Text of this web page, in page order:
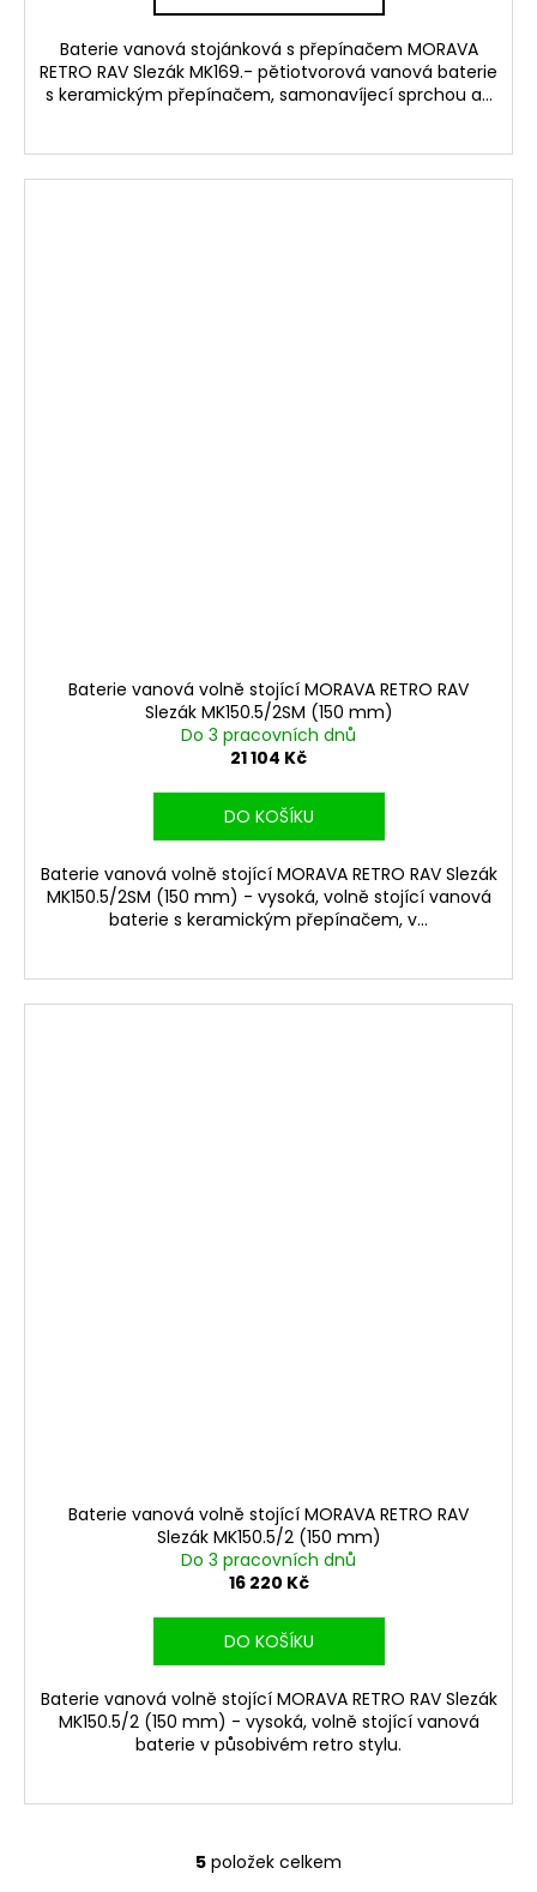
Baterie vanová stojánková s přepínačem MORAVA
RETRO RAV Slezák MK169.- pětiotvorová vanová baterie
s keramickým přepínačem, samonavíjecí sprchou a...
Baterie vanová volně stojící MORAVA RETRO RAV
Slezák MK150.5/2SM (150 mm)
Do 3 pracovních dnů
21 104 Kč
DO KOŠÍKU
Baterie vanová volně stojící MORAVA RETRO RAV Slezák
MK150.5/2SM (150 mm) - vysoká, volně stojící vanová
baterie s keramickým přepínačem, v...
Baterie vanová volně stojící MORAVA RETRO RAV
Slezák MK150.5/2 (150 mm)
Do 3 pracovních dnů
16 220 Kč
DO KOŠÍKU
Baterie vanová volně stojící MORAVA RETRO RAV Slezák
MK150.5/2 (150 mm) - vysoká, volně stojící vanová
baterie v působivém retro stylu.
O
5 položek celkem